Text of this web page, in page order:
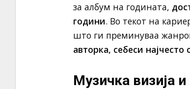
за албум на годината,
години. Во текот на
што ги преминуваа
авторка, себеси
Музичка визија